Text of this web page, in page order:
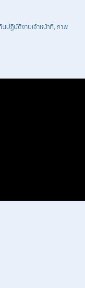
2564
นปฏิบัติงานเจ้าหน้าที่, ภาพ